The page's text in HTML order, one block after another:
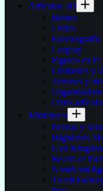
Artículos 3D
Bustos
Chibis
Escenografía
Cosplay
Figuras en
Litofanías y
Jarrones y
Otros
Miniaturas
Peanas y
Highlands
Lost
Realm of
NomNom
Txarli